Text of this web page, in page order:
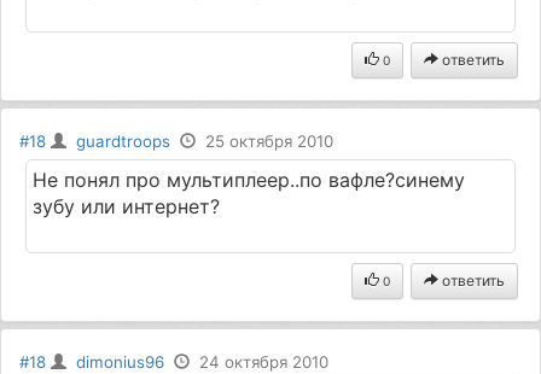
0 ответить
#18 guardtroops 25 октября 2010
Не понял про мультиплеер..по вафле?синему
зубу или интернет?
0 ответить
#18 dimonius96 24 октября 2010